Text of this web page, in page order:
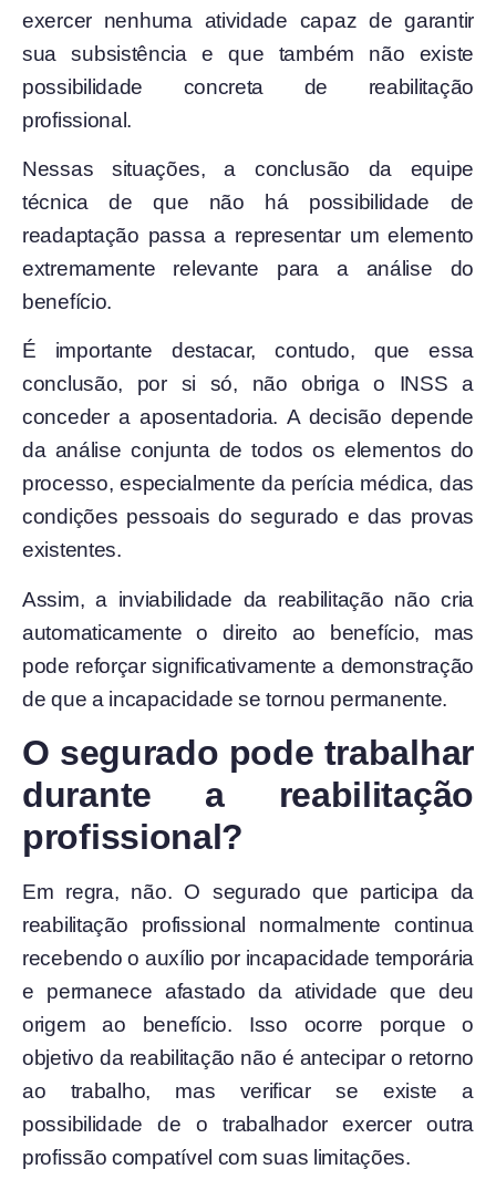
exercer nenhuma atividade capaz de garantir
sua subsistência e que também não existe
possibilidade concreta de reabilitação
profissional.
Nessas situações, a conclusão da equipe
técnica de que não há possibilidade de
readaptação passa a representar um elemento
extremamente relevante para a análise do
benefício.
É importante destacar, contudo, que essa
conclusão, por si só, não obriga o INSS a
conceder a aposentadoria. A decisão depende
da análise conjunta de todos os elementos do
processo, especialmente da perícia médica, das
condições pessoais do segurado e das provas
existentes.
Assim, a inviabilidade da reabilitação não cria
automaticamente o direito ao benefício, mas
pode reforçar significativamente a demonstração
de que a incapacidade se tornou permanente.
O segurado pode trabalhar
durante a reabilitação
profissional?
Em regra, não. O segurado que participa da
reabilitação profissional normalmente continua
recebendo o auxílio por incapacidade temporária
e permanece afastado da atividade que deu
origem ao benefício. Isso ocorre porque o
objetivo da reabilitação não é antecipar o retorno
ao trabalho, mas verificar se existe a
possibilidade de o trabalhador exercer outra
profissão compatível com suas limitações.